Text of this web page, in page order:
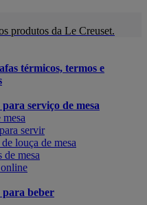
produtos da Le Creuset.
térmicos, termos e
serviço de mesa
servir
louça de mesa
de mesa
beber